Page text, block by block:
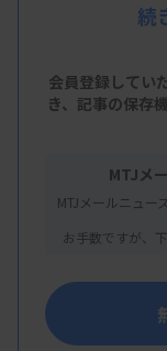
フォーラムは
のJIHS発足後
土典宏理事長
えることを踏
させたい」と述
柴田龍弘氏（
して講演。従
と異なり、大
続
会員登録してい
き、 記事の保存
MTJメ
MTJメールニュー
お手数ですが、